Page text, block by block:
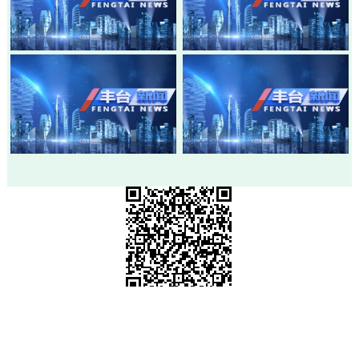
20260803-丰台新闻
20260730-丰台新闻
20260728-丰台新闻